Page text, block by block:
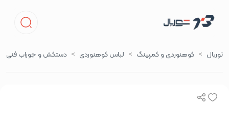
توربال کوهنوردی و کمپینگ لباس کوهنوردی دستکش و جوراب فنی